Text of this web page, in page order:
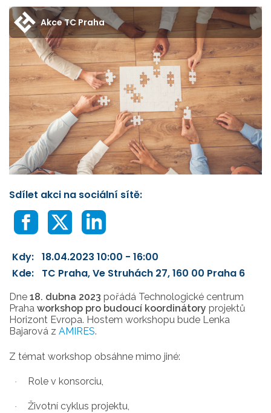
Akce TC Praha
Sdílet akci na sociální sítě:
Kdy: 18.04.2023 10:00 - 16:00
Kde:
TC Praha, Ve Struhách 27, 160 00 Praha 6
Dne 18. dubna 2023 pořádá Technologické centrum
Praha workshop pro budoucí koordinátory projektů
Horizont Evropa. Hostem workshopu bude Lenka
Bajarová z AMIRES.
Z témat workshop obsáhne mimo jiné:
· Role v konsorciu,
· Životní cyklus projektu,